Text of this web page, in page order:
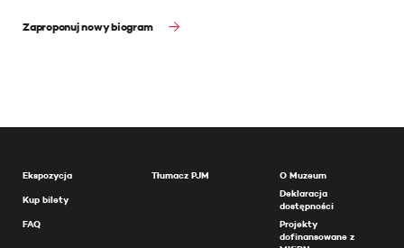
Zaproponuj nowy biogram
Ekspozycja
Kup bilety
FAQ
Tłumacz PJM
O Muzeum
Deklaracja
dostępności
Projekty
dofinansowane z